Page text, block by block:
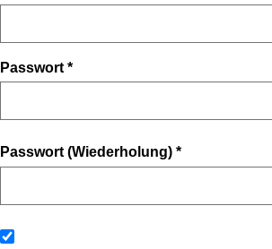
Passwort *
Passwort (Wiederholung) *